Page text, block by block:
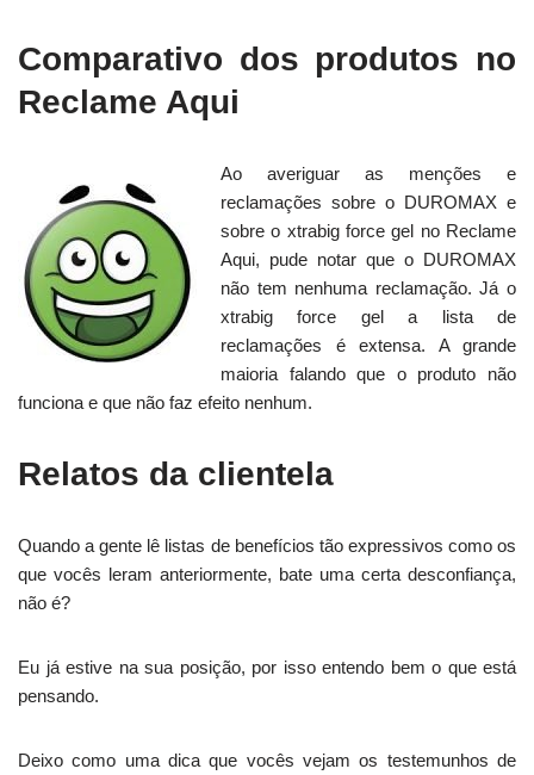
Comparativo dos produtos no
Reclame Aqui
Ao averiguar as menções e
reclamações sobre o DUROMAX e
sobre o xtrabig force gel no Reclame
Aqui, pude notar que o DUROMAX
não tem nenhuma reclamação. Já o
xtrabig force gel a lista de
reclamações é extensa. A grande
maioria falando que o produto não
funciona e que não faz efeito nenhum.
Relatos da clientela
Quando a gente lê listas de benefícios tão expressivos como os
que vocês leram anteriormente, bate uma certa desconfiança,
não é?
Eu já estive na sua posição, por isso entendo bem o que está
pensando.
Deixo como uma dica que vocês vejam os testemunhos de